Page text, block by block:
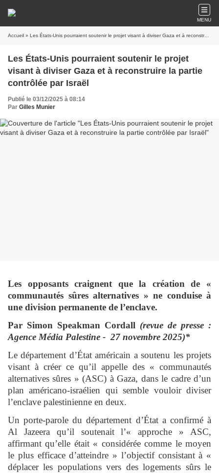
MENU
Accueil » Les États-Unis pourraient soutenir le projet visant à diviser Gaza et à reconstruire la partie contrôlée par Israël
Les États-Unis pourraient soutenir le projet
visant à diviser Gaza et à reconstruire la partie
contrôlée par Israël
Publié le 03/12/2025 à 08:14
Par Gilles Munier
Les opposants craignent que la création de «
communautés sûres alternatives » ne conduise à
une division permanente de l’enclave.
Par Simon Speakman Cordall (revue de presse :
Agence Média Palestine - 27 novembre 2025)*
Le département d’État américain a soutenu les projets
visant à créer ce qu’il appelle des « communautés
alternatives sûres » (ASC) à Gaza, dans le cadre d’un
plan américano-israélien qui semble vouloir diviser
l’enclave palestinienne en deux.
Un porte-parole du département d’État a confirmé à
Al Jazeera qu’il soutenait l’« approche » ASC,
affirmant qu’elle était « considérée comme le moyen
le plus efficace d’atteindre » l’objectif consistant à «
déplacer les populations vers des logements sûrs le